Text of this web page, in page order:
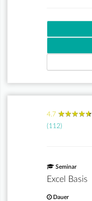
4.7 ★★★★★
★★★★★
(112)
Seminar
Excel Basis
Dauer